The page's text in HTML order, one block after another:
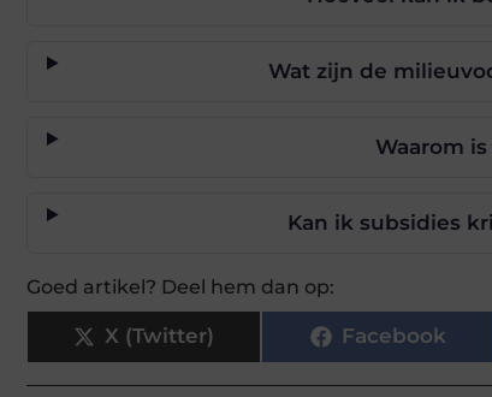
Wat zijn de
Waarom
Kan ik subsidies
Goed artikel? Deel hem dan op:
X (Twitter) Facebook